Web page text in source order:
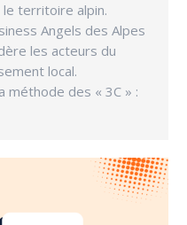
territoire alpin.
Angels des Alpes
les acteurs du
local.
méthode des « 3C » :